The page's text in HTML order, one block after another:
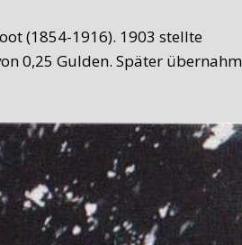
(1854-1916). 1903 stellte
0,25 Gulden. Später übernahm
war kein Schmied, sondern
Texel verlies, kam für die